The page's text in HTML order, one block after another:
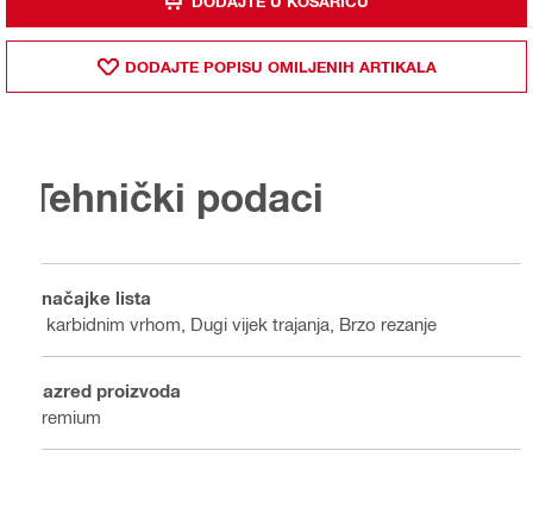
DODAJTE POPISU OMILJENIH ARTIKALA
Tehnički podaci
Značajke lista
S karbidnim vrhom, Dugi vijek trajanja, Brzo rezanje
Razred proizvoda
Premium